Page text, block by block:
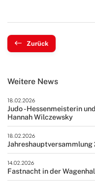
Zurück
Weitere News
18.02.2026
Judo - Hessenmeisterin
Hannah Wilczewsky
18.02.2026
Jahreshauptversammlung
14.02.2026
Fastnacht in der